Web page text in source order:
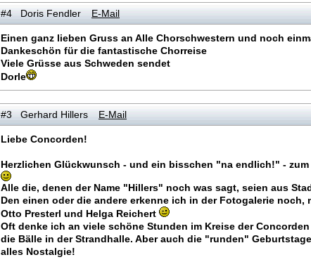
#4 Doris Fendler E-Mail
Einen ganz lieben Gruss an Alle Chorschwestern und noch
Dankeschön für die fantastische Chorreise
Viele Grüsse aus Schweden sendet
Dorle
#3 Gerhard Hillers E-Mail
Liebe Concorden!
Herzlichen Glückwunsch - und ein bisschen "na endlich!" -
Alle die, denen der Name "Hillers" noch was sagt, seien aus
Den einen oder die andere erkenne ich in der Fotogalerie noch,
Otto Presterl und Helga Reichert
Oft denke ich an viele schöne Stunden im Kreise der
die Bälle in der Strandhalle. Aber auch die "runden"
alles Nostalgie!